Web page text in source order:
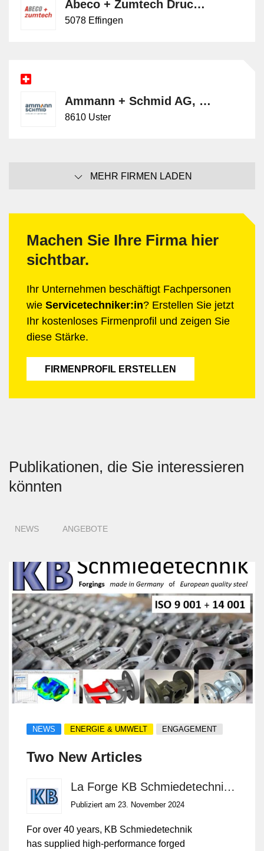
Abeco + Zumtech Drucklufttechnik AG
5078 Effingen
Ammann + Schmid AG, Sanitär
8610 Uster
MEHR FIRMEN LADEN
Machen Sie Ihre Firma hier
sichtbar.
Ihr Unternehmen beschäftigt Fachpersonen
wie Servicetechniker:in? Erstellen Sie jetzt
Ihr kostenloses Firmenprofil und zeigen Sie
diese Stärke.
FIRMENPROFIL ERSTELLEN
Publikationen, die Sie interessieren
könnten
NEWS ANGEBOTE
NEWS ENERGIE & UMWELT ENGAGEMENT
Two New Articles
La Forge KB Schmiedetechnik GmbH
Publiziert am 23. November 2024
For over 40 years, KB Schmiedetechnik
has supplied high-performance forged